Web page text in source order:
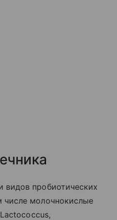
видов пробиотических
числе молочнокислые